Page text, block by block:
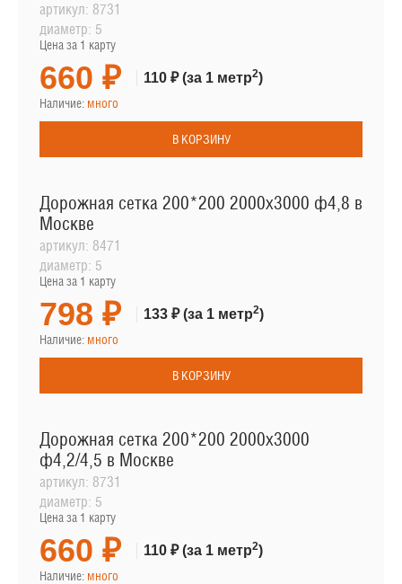
артикул: 8731
диаметр: 5
Цена за 1 карту
660 ₽ 110 ₽(за 1 метр2)
Наличие: много
В КОРЗИНУ
Дорожная сетка 200*200 2000х3000 ф4,8 в
Москве
артикул: 8471
диаметр: 5
Цена за 1 карту
798 ₽ 133 ₽(за 1 метр2)
Наличие: много
В КОРЗИНУ
Дорожная сетка 200*200 2000х3000
ф4,2/4,5 в Москве
артикул: 8731
диаметр: 5
Цена за 1 карту
660 ₽ 110 ₽(за 1 метр2)
Наличие: много